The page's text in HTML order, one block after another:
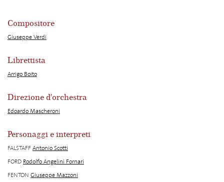
Compositore
Giuseppe Verdi
Librettista
Arrigo Boito
Direzione d'orchestra
Edoardo Mascheroni
Personaggi e interpreti
FALSTAFFAntonio Scotti
FORD Rodolfo Angelini Fornari
FENTON Giuseppe Mazzoni